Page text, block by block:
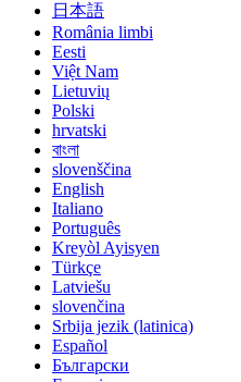
日本語
România limbi
Eesti
Việt Nam
Lietuvių
Polski
hrvatski
বাংলা
slovenščina
English
Italiano
Português
Kreyòl Ayisyen
Türkçe
Latviešu
slovenčina
Srbija jezik (latinica)
Español
Български